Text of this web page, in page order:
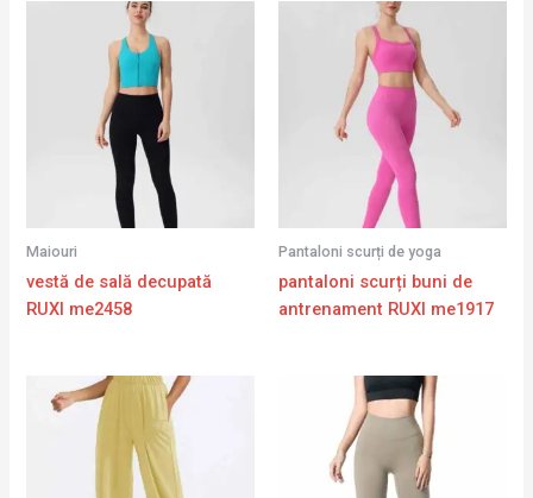
Maiouri
vestă de sală decupată
RUXI me2458
Pantaloni scurți de yoga
pantaloni scurți buni de
antrenament RUXI me1917